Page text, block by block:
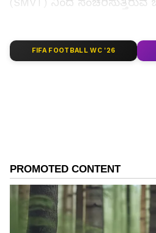
(SMVT) ನಿಂದ
ಎಕ್ಸ್‌ಪ್ರೆಸ್ ರೈಲುಗಳನ್ನು ನಗರದ
ಕ್ರಾಂತಿವೀರ ಸಂಗೊಳ್ಳಿ ರಾಯಣ್ಣ
FIFA FOOTBALL WC '26